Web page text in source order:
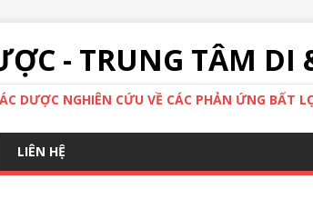
- TRUNG TÂM DI
DƯỢC NGHIÊN CỨU VỀ CÁC PHẢN ỨNG BẤT
LIÊN HỆ